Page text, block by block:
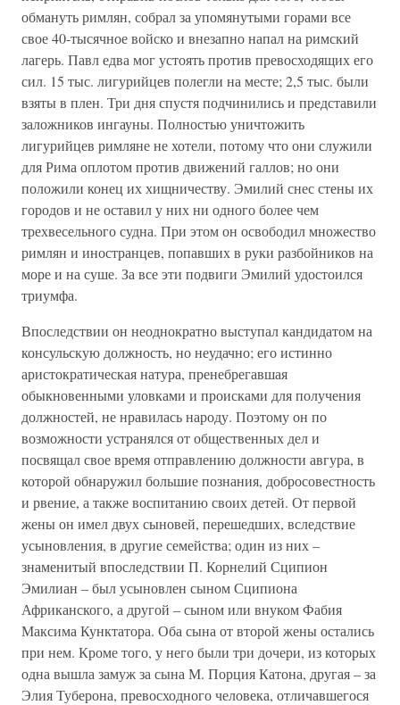
обмануть римлян, собрал за упомянутыми горами все
свое 40-тысячное войско и внезапно напал на римский
лагерь. Павл едва мог устоять против превосходящих его
сил. 15 тыс. лигурийцев полегли на месте; 2,5 тыс. были
взяты в плен. Три дня спустя подчинились и представили
заложников ингауны. Полностью уничтожить
лигурийцев римляне не хотели, потому что они служили
для Рима оплотом против движений галлов; но они
положили конец их хищничеству. Эмилий снес стены их
городов и не оставил у них ни одного более чем
трехвесельного судна. При этом он освободил множество
римлян и иностранцев, попавших в руки разбойников на
море и на суше. За все эти подвиги Эмилий удостоился
триумфа.
Впоследствии он неоднократно выступал кандидатом на
консульскую должность, но неудачно; его истинно
аристократическая натура, пренебрегавшая
обыкновенными уловками и происками для получения
должностей, не нравилась народу. Поэтому он по
возможности устранялся от общественных дел и
посвящал свое время отправлению должности авгура, в
которой обнаружил большие познания, добросовестность
и рвение, а также воспитанию своих детей. От первой
жены он имел двух сыновей, перешедших, вследствие
усыновления, в другие семейства; один из них –
знаменитый впоследствии П. Корнелий Сципион
Эмилиан – был усыновлен сыном Сципиона
Африканского, а другой – сыном или внуком Фабия
Максима Кунктатора. Оба сына от второй жены остались
при нем. Кроме того, у него были три дочери, из которых
одна вышла замуж за сына М. Порция Катона, другая – за
Элия Туберона, превосходного человека, отличавшегося